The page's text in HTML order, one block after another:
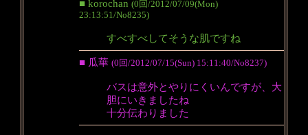
■ korochan (0回/2012/07/09(Mon)
23:13:51/No8235)
すべすべしてそうな肌ですね
■ 瓜華 (0回/2012/07/15(Sun) 15:11:40/No8237)
バスは意外とやりにくいんですが、大
胆にいきましたね
十分伝わりました